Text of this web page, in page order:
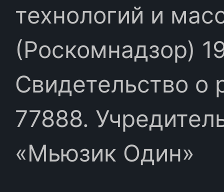
технологий и
(Роскомнадзор)
Свидетельство
77888.
«Мьюзик Один»